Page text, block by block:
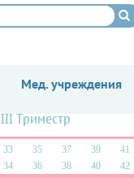
Мед. учреждения
III Триместр
33 35 37 39
41
34 36 38 40 42